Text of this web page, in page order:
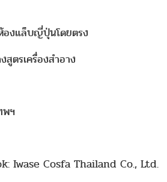
องแล็บญี่ปุ่นโดยตรง
รเครื่องสำอาง
พฯ
Iwase Cosfa Thailand Co., Ltd.